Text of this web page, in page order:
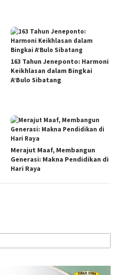
163 Tahun Jeneponto: Harmoni
Keikhlasan dalam Bingkai
A’Bulo Sibatang
Merajut Maaf, Membangun
Generasi: Makna Pendidikan di
Hari Raya